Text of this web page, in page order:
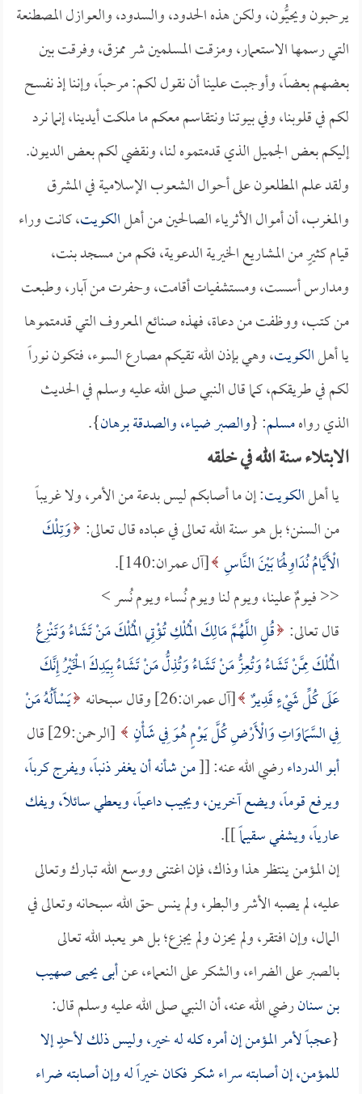
يرحبون ويحيُّون، ولكن هذه الحدود، والسدود، والعوازل المصطنعة
التي رسمها الاستعمار، ومزقت المسلمين شر ممزق، وفرقت بين
بعضهم بعضاً، وأوجبت علينا أن نقول لكم: مرحباً، وإننا إذ نفسح
لكم في قلوبنا، وفي بيوتنا ونتقاسم معكم ما ملكت أيدينا، إنما نرد
إليكم بعض الجميل الذي قدمتموه لنا، ونقضي لكم بعض الديون.
ولقد علم المطلعون على أحوال الشعوب الإسلامية في المشرق
والمغرب، أن أموال الأثرياء الصالحين من أهلالكويت، كانت وراء
قيام كثيرٍ من المشاريع الخيرية الدعوية، فكم من مسجد بنت،
ومدارس أسست، ومستشفيات أقامت، وحفرت من آبار، وطبعت
من كتب، ووظفت من دعاة، فهذه صنائع المعروف التي قدمتموها
يا أهلالكويت، وهي بإذن الله تقيكم مصارع السوء، فتكون نوراً
لكم في طريقكم، كما قال النبي صلى الله عليه وسلم في الحديث
الذي رواهمسلم: {والصبر ضياء، والصدقة برهان}.
الابتلاء سنة الله في خلقه
يا أهلالكويت: إن ما أصابكم ليس بدعة من الأمر، ولا غريباً
من السنن؛ بل هو سنة الله تعالى في عباده قال تعالى: وَتِلْكَ
الْأَيَّامُ نُدَاوِلُهَا بَيْنَ النَّاسِ [آل عمران:140].
<<فيومٌ علينا، ويوم لنا ويوم نُساء ويوم نُسر >
قال تعالى: قُلِ اللَّهُمَّ مَالِكَ الْمُلْكِ تُؤْتِي الْمُلْكَ مَنْ تَشَاءُ وَتَنْزِعُ
الْمُلْكَ مِمَّنْ تَشَاءُ وَتُعِزُّ مَنْ تَشَاءُ وَتُذِلُّ مَنْ تَشَاءُ بِيَدِكَ الْخَيْرُ إِنَّكَ
عَلَى كُلِّ شَيْءٍ قَدِيرٌ [آل عمران:26] وقال سبحانه
يَسْأَلُهُ مَنْ
فِي السَّمَاوَاتِ وَالْأَرْضِ كُلَّ يَوْمٍ هُوَ فِي شَأْنٍ
[الرحمن:29] قال
أبو الدرداءرضي الله عنه: [[من شأنه أن يغفر ذنباً، ويفرج كرباً،
ويرفع قوماً، ويضع آخرين، ويجيب داعياً، ويعطي سائلاً، ويفك
عارياً، ويشفي سقيماً]].
إن المؤمن ينتظر هذا وذاك، فإن اغتنى ووسع الله تبارك وتعالى
عليه، لم يصبه الأشر والبطر، ولم ينس حق الله سبحانه وتعالى في
المال، وإن افتقر، ولم يحزن ولم يجزع؛ بل هو يعبد الله تعالى
بالصبر على الضراء، والشكر على النعماء، عنأبى يحيى صهيب
بن سنانرضي الله عنه، أن النبي صلى الله عليه وسلم قال:
{عجباً لأمر المؤمن إن أمره كله له خير، وليس ذلك لأحدٍ إلا
للمؤمن، إن أصابته سراء شكر فكان خيراً له وإن أصابته ضراء